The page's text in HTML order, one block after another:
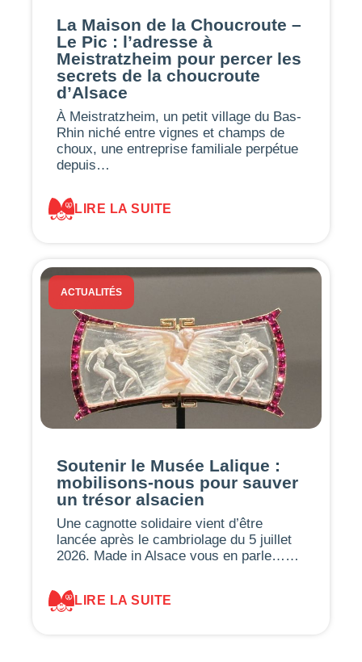
La Maison de la Choucroute –
Le Pic : l’adresse à
Meistratzheim pour percer les
secrets de la choucroute
d’Alsace
À Meistratzheim, un petit village du Bas-
Rhin niché entre vignes et champs de
choux, une entreprise familiale perpétue
depuis…
LIRE LA SUITE
ACTUALITÉS
Soutenir le Musée Lalique :
mobilisons-nous pour sauver
un trésor alsacien
Une cagnotte solidaire vient d’être
lancée après le cambriolage du 5 juillet
2026. Made in Alsace vous en parle……
LIRE LA SUITE